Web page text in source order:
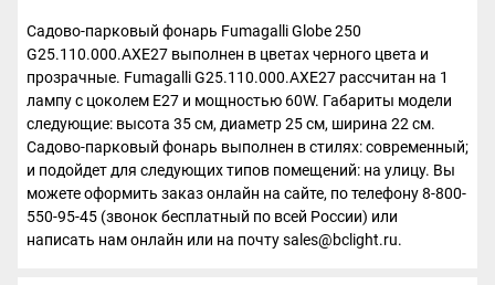
Садово-парковый фонарь Fumagalli Globe 250
G25.110.000.AXE27 выполнен в цветах черного цвета и
прозрачные. Fumagalli G25.110.000.AXE27 рассчитан на 1
лампу с цоколем E27 и мощностью 60W. Габариты модели
следующие: высота 35 см, диаметр 25 см, ширина 22 см.
Садово-парковый фонарь выполнен в стилях: современный;
и подойдет для следующих типов помещений: на улицу. Вы
можете оформить заказ онлайн на сайте, по телефону 8-800-
550-95-45 (звонок бесплатный по всей России) или
написать нам онлайн или на почту sales@bclight.ru.